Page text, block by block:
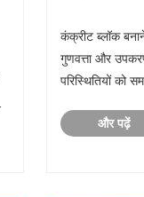
कंक्रीट ब्लॉक
गुणवत्ता और
परिस्थितियों को
और पढ़ें